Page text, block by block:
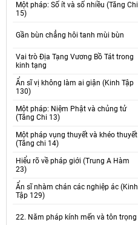
Một pháp: Số ít và số nhiều (Tăng Chi
15)
Gần bùn chẳng hôi tanh mùi bùn
Vai trò Địa Tạng Vương Bồ Tát trong
kinh tạng
Ẩn sĩ vị không làm ai giận (Kinh Tập
130)
Một pháp: Niệm Phật và chủng tử
(Tăng Chi 13)
Một pháp vụng thuyết và khéo thuyết
(Tăng chi 14)
Hiểu rõ về pháp giới (Trung A Hàm
23)
Ẩn sĩ nhàm chán các nghiệp ác (Kinh
Tập 129)
22. Năm pháp kính mến và tôn trọng